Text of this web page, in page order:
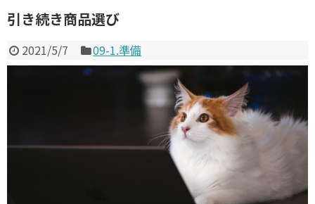
引き続き商品選び
2021/5/7 09-1.準備